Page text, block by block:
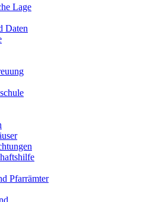
Lage
Daten
Pfarrämter